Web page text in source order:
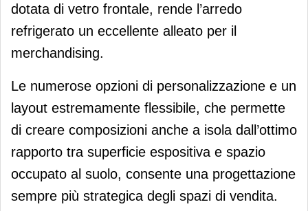
dotata di vetro frontale, rende l’arredo
refrigerato un eccellente alleato per il
merchandising.
Le numerose opzioni di personalizzazione e un
layout estremamente flessibile, che permette
di creare composizioni anche a isola dall’ottimo
rapporto tra superficie espositiva e spazio
occupato al suolo, consente una progettazione
sempre più strategica degli spazi di vendita.